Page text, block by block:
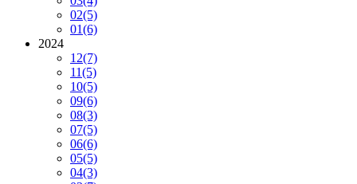
02(5)
01(6)
2024
12(7)
11(5)
10(5)
09(6)
08(3)
07(5)
06(6)
05(5)
04(3)